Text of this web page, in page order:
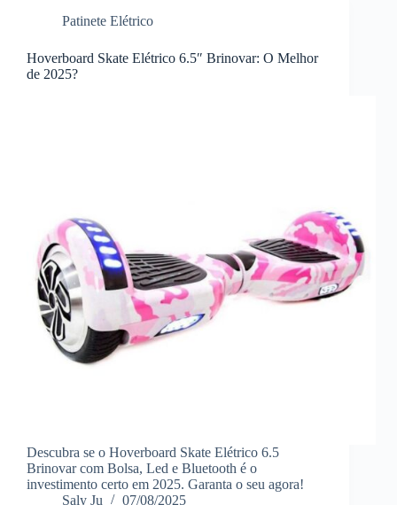
Patinete Elétrico
Hoverboard Skate Elétrico 6.5″ Brinovar: O Melhor
de 2025?
Descubra se o Hoverboard Skate Elétrico 6.5
Brinovar com Bolsa, Led e Bluetooth é o
investimento certo em 2025. Garanta o seu agora!
Saly Ju
07/08/2025